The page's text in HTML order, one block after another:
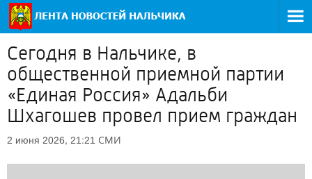
Сегодня в Нальчике, в
общественной приемной партии
«Единая Россия» Адальби
Шхагошев провел прием граждан
2 июня 2026, 21:21 СМИ